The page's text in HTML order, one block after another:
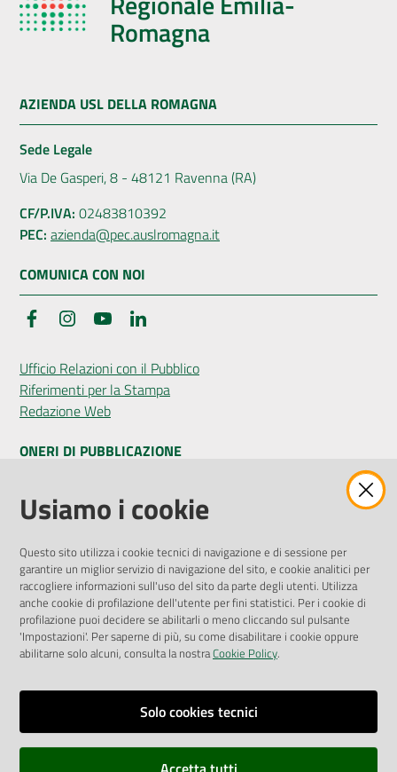
Romagna
AZIENDA USL DELLA ROMAGNA
Sede Legale
Via De Gasperi, 8 - 48121 Ravenna (RA)
CF/P.IVA: 02483810392
PEC: azienda@pec.auslromagna.it
COMUNICA CON NOI
FacebookInstagramYouTube
Ufficio Relazioni con il Pubblico
Riferimenti per la Stampa
Redazione Web
ONERI DI PUBBLICAZIONE
Amministrazione Trasparente
Pubblicità legale
Privacy Policy
Attuazione Misure PNRR
Liste di Attesa
ENTI, IMPRESE E PARTNER
Fatturazione Elettronica
Richiesta Patrocinio
Usiamo i cookie
Questo sito utilizza i cookie tecnici di navigazione e di sessione per
garantire un miglior servizio di navigazione del sito, e cookie analitici per
raccogliere informazioni sull'uso del sito da parte degli utenti. Utilizza
anche cookie di profilazione dell'utente per fini statistici. Per i cookie di
profilazione puoi decidere se abilitarli o meno cliccando sul pulsante
'Impostazioni'. Per saperne di più, su come disabilitare i cookie oppure
abilitarne solo alcuni, consulta la nostraCookie Policy.
Solo cookies tecnici